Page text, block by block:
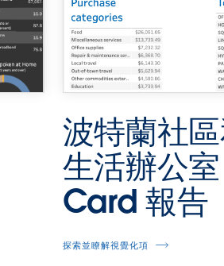
波特蘭社
生活辦公
Card 報告
探索並瞭解視覺化項